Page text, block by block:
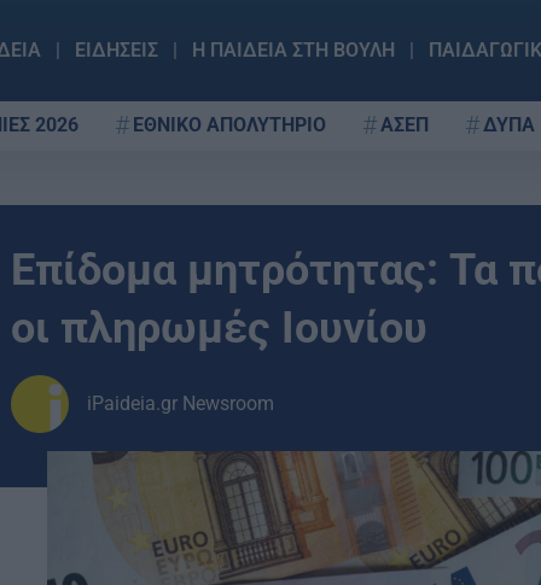
ΕΙΔΗΣΕΙΣ Η ΠΑΙΔΕΙΑ ΣΤΗ ΒΟΥΛΗ
2026 ΕΘΝΙΚΟ ΑΠΟΛΥΤΗΡΙΟ ΑΣΕΠ ΔΥΠΑ
Επίδομα μητρότητας: Τα
οι πληρωμές Ιουνίου
iPaideia.gr Newsroom